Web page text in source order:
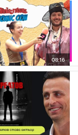
08:16